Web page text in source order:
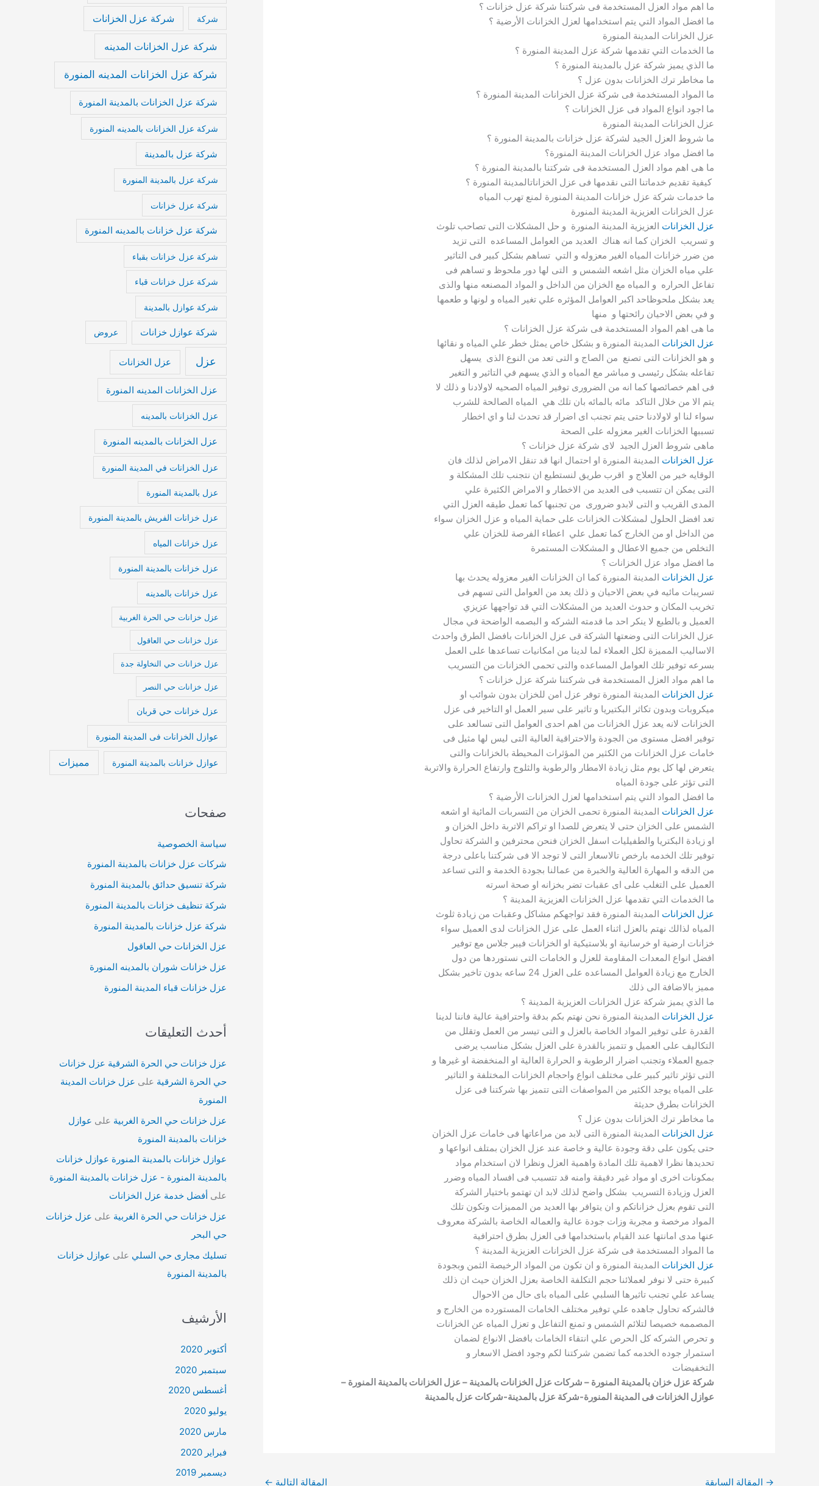
ما اهم مواد العزل المستخدمة فى شركتنا شركة عزل خزانات ؟
ما افضل المواد التي يتم استخدامها لعزل الخزانات الأرضية ؟
عزل الخزانات المدينة المنورة
ما الخدمات التي تقدمها شركة عزل المدينة المنورة ؟
ما الذي يميز شركة عزل بالمدينة المنورة ؟
ما مخاطر ترك الخزانات بدون عزل ؟
ما المواد المستخدمة فى شركة عزل الخزانات المدينة المنورة ؟
ما اجود انواع المواد فى عزل الخزانات ؟
عزل الخزانات المدينة المنورة
ما شروط العزل الجيد لشركة عزل خزانات بالمدينة المنورة ؟
ما افضل مواد عزل الخزانات المدينة المنورة؟
ما هى اهم مواد العزل المستخدمة فى شركتنا بالمدينة المنورة ؟
كيفية تقديم خدماتنا التى نقدمها فى عزل الخزاناتالمدينة المنورة ؟
ما خدمات شركة عزل خزانات المدينة المنورة لمنع تهرب المياه
عزل الخزانات العزيزية المدينة المنورة
عزل الخزانات العزيزية المدينة المنورة و حل المشكلات التى تصاحب تلوث
و تسريب الخزان كما انه هناك العديد من العوامل المساعده التى تزيد
من ضرر خزانات المياه الغير معزوله و التي تساهم بشكل كبير فى التاثير
علي مياه الخزان مثل اشعه الشمس و التى لها دور ملحوظ و تساهم فى
تفاعل الحراره و المياه مع الخزان من الداخل و المواد المصنعه منها والذى
يعد بشكل ملحوظاحد اكبر العوامل المؤثره علي تغير المياه و لونها و طعمها
و في بعض الاحيان رائحتها و منها
ما هى اهم المواد المستخدمة فى شركة عزل الخزانات ؟
عزل الخزانات المدينة المنورة و بشكل خاص يمثل خطر علي المياه و نقائها
و هو الخزانات التى تصنع من الصاج و التى تعد من النوع الذى يسهل
تفاعله بشكل رئيسى و مباشر مع المياه و الذي يسهم في التاثير و التغير
فى اهم خصائصها كما انه من الضرورى توفير المياه الصحيه لاولادنا و ذلك لا
يتم الا من خلال التاكد مائه بالمائه بان تلك هي المياه الصالحة للشرب
سواء لنا او لاولادنا حتى يتم تجنب اى اضرار قد تحدث لنا و اي اخطار
تسببها الخزانات الغير معزوله على الصحة
ماهى شروط العزل الجيد لاى شركة عزل خزانات ؟
عزل الخزانات المدينة المنورة او احتمال انها قد تنقل الامراض لذلك فان
الوقايه خير من العلاج و اقرب طريق لنستطيع ان نتجنب تلك المشكلة و
التى يمكن ان تتسبب فى العديد من الاخطار و الامراض الكثيرة علي
المدى القريب و التى لابدو ضرورى من تجنبها كما تعمل طيقه العزل التي
تعد افضل الحلول لمشكلات الخزانات على حماية المياه و عزل الخزان سواء
من الداخل او من الخارج كما تعمل علي اعطاء الفرصة للخزان علي
التخلص من جميع الاعطال و المشكلات المستمرة
ما افضل مواد عزل الخزانات ؟
عزل الخزانات المدينة المنورة كما ان الخزانات الغير معزوله يحدث بها
تسريبات مائيه في بعض الاحيان و ذلك يعد من العوامل التى تسهم فى
تخريب المكان و حدوث العديد من المشكلات التي قد تواجهها عزيزي
العميل و بالطبع لا ينكر احد ما قدمته الشركه و البصمه الواضحة في مجال
عزل الخزانات التى وضعتها الشركة قى عزل الخزانات بافضل الطرق واحدث
الاساليب المميزة لكل العملاء لما لدينا من امكانيات تساعدها على العمل
بسرعه توفير تلك العوامل المساعده والتى تحمى الخزانات من التسريب
ما اهم مواد العزل المستخدمة فى شركتنا شركة عزل خزانات ؟
عزل الخزانات المدينة المنورة توفر عزل امن للخزان بدون شوائب او
ميكروبات وبدون تكاثر البكتيريا و تاثير على سير العمل او التاخير فى عزل
الخزانات لانه يعد عزل الخزانات من اهم احدى العوامل التى تسالعد على
توفير افضل مستوى من الجودة والاحتراقية العالية التى ليس لها مثيل فى
خامات عزل الخزانات من الكثير من المؤثرات المحيطة بالخزانات والتى
يتعرض لها كل يوم مثل زيادة الامطار والرطوبة والثلوج وارتفاع الحرارة والاتربة
التى تؤثر على جودة المياه
ما افضل المواد التي يتم استخدامها لعزل الخزانات الأرضية ؟
عزل الخزانات المدينة المنورة تحمى الخزان من التسربات المائية او اشعه
الشمس على الخزان حتى لا يتعرض للصدا او تراكم الاتربة داخل الخزان و
او زيادة البكتريا والطفيليات اسفل الخزان فنحن محترفين و الشركة تحاول
توفير تلك الخدمه بارخص تالاسعار التى لا توجد الا فى شركتنا باعلى درجة
من الدقه و المهارة العالية والخبرة من عمالنا بجودة الخدمة و التى تساعد
العميل على التغلب على اى عقبات تضر بخزانه او صحة اسرته
ما الخدمات التي تقدمها عزل الخزانات العزيزية المدينة ؟
عزل الخزانات المدينة المنورة فقد تواجهكم مشاكل وعقبات من زيادة ثلوث
المياه لذالك نهتم بالعزل اثناء العمل على عزل الخزانات لدى العميل سواء
خزانات ارضية او خرسانية او بلاستيكية او الخزانات فيبر جلاس مع توفير
افضل انواع المعدات المقاومة للعزل و الخامات التى نستوردها من دول
الخارج مع زيادة العوامل المساعده على العزل 24 ساعه بدون تاخير بشكل
مميز بالاضافة الى ذلك
ما الذي يميز شركة عزل الخزانات العزيزية المدينة ؟
عزل الخزانات المدينة المنورة نحن نهتم بكم بدقة واحترافية عالية فاننا لدينا
القدرة على توفير المواد الخاصة بالعزل و التى تيسر من العمل وتقلل من
التكاليف على العميل و تتميز بالقدرة على العزل بشكل مناسب يرضى
جميع العملاء وتجنب اضرار الرطوبة و الحرارة العالية او المنخفضة او غيرها و
التى تؤثر تاثير كبير على مختلف انواع واحجام الخزانات المختلفة و التاثير
على المياه يوجد الكثير من المواصفات التى تتميز بها شركتنا فى عزل
الخزانات بطرق حديثة
ما مخاطر ترك الخزانات بدون عزل ؟
عزل الخزانات المدينة المنورة التى لابد من مراعاتها فى خامات عزل الخزان
حتى يكون على دقة وجودة عالية و خاصة عند عزل الخزان بمتلف انواعها و
تحديدها نظرا لاهمية تلك المادة واهمية العزل ونظرا لان استخدام مواد
بمكونات اخرى او مواد غير دقيقة وامنه قد تتسبب فى افساد المياه وضرر
العزل وزيادة التسريب بشكل واضح لذلك لابد ان تهتمو باختيار الشركة
التى تقوم بعزل خزاناتكم و ان يتوافر بها العديد من المميزات وتكون تلك
المواد مرخصة و مجربة وزات جودة عالية والعماله الخاصة بالشركة معروف
عنها مدى امانتها عند القيام باستخدامها فى العزل بطرق احترافية
ما المواد المستخدمة فى شركة عزل الخزانات العزيزية المدينة ؟
عزل الخزانات المدينة المنورة و ان تكون من المواد الرخيصة الثمن وبجودة
كبيرة حتى لا نوفر لعملائنا حجم التكلفة الخاصة بعزل الخزان حيث ان ذلك
يساعد علي تجنب تاثيرها السلبي على المياه باى حال من الاحوال
فالشركه تحاول جاهده علي توفير مختلف الخامات المستورده من الخارج و
المصممه خصيصا لتلائم الشمس و تمنع التفاعل و تعزل المياه عن الخزانات
و تحرص الشركه كل الحرص علي انتقاء الخامات بافضل الانواع لضمان
استمرار جوده الخدمه كما تضمن شركتنا لكم وجود افضل الاسعار و
التخفيضات
شركة عزل خزان بالمدينة المنورة – شركات عزل الخزانات بالمدينة – عزل الخزانات بالمدينة المنورة –
عوازل الخزانات فى المدينة المنورة-شركة عزل بالمدينة-شركات عزل بالمدينة
→ المقالة السابقة المقالة التالية ←
شركة شركة عزل الخزانات
شركة عزل الخزانات المدينه
شركة عزل الخزانات المدينه المنورة
شركة عزل الخزانات بالمدينة المنورة
شركة عزل الخزانات بالمدينه المنورة
شركة عزل بالمدينة
شركة عزل بالمدينة المنورة
شركة عزل خزانات
شركة عزل خزانات بالمدينه المنورة
شركة عزل خزانات بقباء
شركة عزل خزانات قباء
شركة عوازل بالمدينة
شركة عوازل خزانات عروض
عزل عزل الخزانات
عزل الخزانات المدينه المنورة
عزل الخزانات بالمدينه
عزل الخزانات بالمدينه المنورة
عزل الخزانات في المدينة المنورة
عزل بالمدينة المنورة
عزل خزانات الفريش بالمدينة المنورة
عزل خزانات المياه
عزل خزانات بالمدينة المنورة
عزل خزانات بالمدينه
عزل خزانات حي الحرة الغربية
عزل خزانات حي العاقول
عزل خزانات حي النخاولة جدة
عزل خزانات حي النصر
عزل خزانات حي قربان
عوازل الخزانات فى المدينة المنورة
عوازل خزانات بالمدينة المنورة مميزات
صفحات
سياسة الخصوصية
شركات عزل خزانات بالمدينة المنورة
شركة تنسيق حدائق بالمدينة المنورة
شركة تنظيف خزانات بالمدينة المنورة
شركة عزل خزانات بالمدينة المنورة
عزل الخزانات حي العاقول
عزل خزانات شوران بالمدينه المنورة
عزل خزانات قباء المدينة المنورة
أحدث التعليقات
عزل خزانات حي الحرة الشرقية عزل خزانات
حي الحرة الشرقية على عزل خزانات المدينة
المنورة
عزل خزانات حي الحرة الغربية على عوازل
خزانات بالمدينة المنورة
عوازل خزانات بالمدينة المنورة عوازل خزانات
بالمدينة المنورة - عزل خزانات بالمدينة المنورة
على أفضل خدمة عزل الخزانات
عزل خزانات حي الحرة الغربية على عزل خزانات
حي البحر
تسليك مجارى حي السلي على عوازل خزانات
بالمدينة المنورة
الأرشيف
أكتوبر 2020
سبتمبر 2020
أغسطس 2020
يوليو 2020
مارس 2020
فبراير 2020
ديسمبر 2019